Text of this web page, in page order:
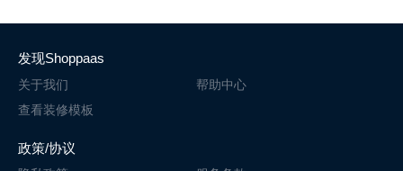
发现Shoppaas
关于我们
帮助中心
查看装修模板
政策/协议